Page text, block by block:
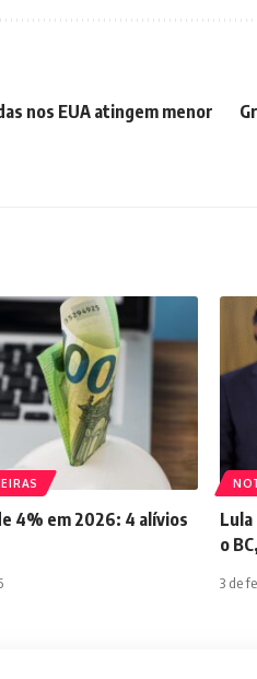
nos EUA atingem menor
4% em 2026: 4 alívios
Lula
o
3 de